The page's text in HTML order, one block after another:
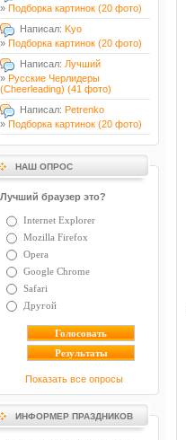
» Подборка картинок (20 фото)
Написал: Kyo
» Подборка картинок (20 фото)
Написал: Лучший
» Русские Черлидеры
(Cheerleading) (41 фото)
Написал: Petrenko
» Подборка картинок (20 фото)
НАШ ОПРОС
Лучший браузер это?
Internet Explorer
Mozilla Firefox
Opera
Google Chrome
Safari
Другой
Показать все опросы
ИНФОРМЕР ПРАЗДНИКОВ